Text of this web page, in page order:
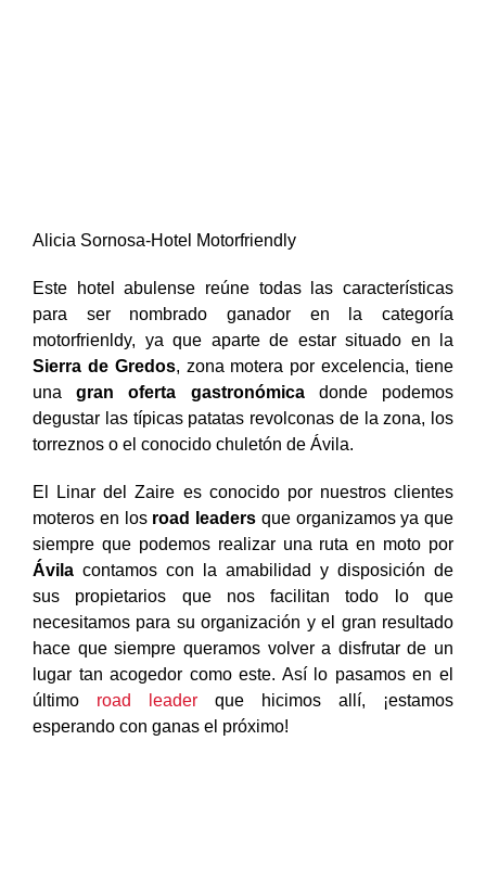
Alicia Sornosa-Hotel Motorfriendly
Este hotel abulense reúne todas las características
para ser nombrado ganador en la categoría
motorfrienldy, ya que aparte de estar situado en la
Sierra de Gredos, zona motera por excelencia, tiene
unagran oferta gastronómicadonde podemos
degustar las típicas patatas revolconas de la zona, los
torreznos o el conocido chuletón de Ávila.
El Linar del Zaire es conocido por nuestros clientes
moteros en los road leaders que organizamos ya que
siempre que podemos realizar una ruta en moto por
Ávila contamos con la amabilidad y disposición de
sus propietarios que nos facilitan todo lo que
necesitamos para su organización y el gran resultado
hace que siempre queramos volver a disfrutar de un
lugar tan acogedor como este. Así lo pasamos en el
último road leader que hicimos allí, ¡estamos
esperando con ganas el próximo!